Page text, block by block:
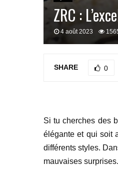
ZRC :
4 août 2023
SHARE 0
Si tu cherches des
élégante et qui soit
différents styles.
mauvaises surprises.